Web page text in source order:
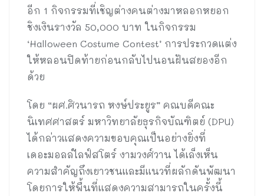
อีก 1 กิจกรรมที่เชิญต่างคนต่างมาหลอกหยอก
ชิงเงินรางวัล 50,000 บาท ในกิจกรรม
‘Halloween Costume Contest’ การประกวดแต่ง
ให้หลอนปิดท้ายก่อนกลับไปนอนฝันสยองอีก
ด้วย
โดย “ผศ.ศิวนารถ หงษ์ประยูร” คณบดีคณะ
นิเทศศาสตร์ มหาวิทยาลัยธุรกิจบัณฑิตย์ (DPU)
ได้กล่าวแสดงความขอบคุณเป็นอย่างยิ่งที่
เดอะมอลล์ไลฟ์สโตร์ งามวงศ์วาน ได้เล็งเห็น
ความสำคัญถึงเยาวชนและมีแนวที่ผลักดันพัฒนา
โดยการให้พื้นที่แสดงความสามารถในครั้งนี้